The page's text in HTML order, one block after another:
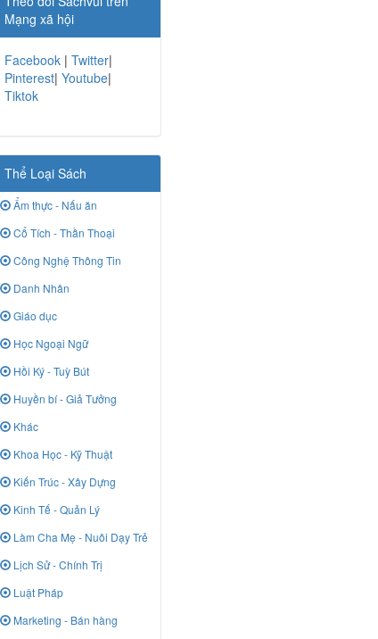
Mạng xã hội
Facebook | Twitter|
Pinterest| Youtube|
Tiktok
Thể Loại Sách
Ẩm thực - Nấu ăn
Cổ Tích - Thần Thoại
Công Nghệ Thông Tin
Danh Nhân
Giáo dục
Học Ngoại Ngữ
Hồi Ký - Tuỳ Bút
Huyền bí - Giả Tưởng
Khác
Khoa Học - Kỹ Thuật
Kiến Trúc - Xây Dựng
Kinh Tế - Quản Lý
Làm Cha Mẹ - Nuôi Dạy Trẻ
Lịch Sử - Chính Trị
Luật Pháp
Marketing - Bán hàng